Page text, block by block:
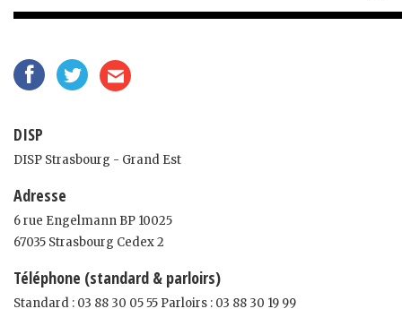
DISP
DISP Strasbourg - Grand Est
Adresse
6 rue Engelmann BP 10025
67035 Strasbourg Cedex 2
Téléphone (standard & parloirs)
Standard : 03 88 30 05 55 Parloirs : 03 88 30 19 99